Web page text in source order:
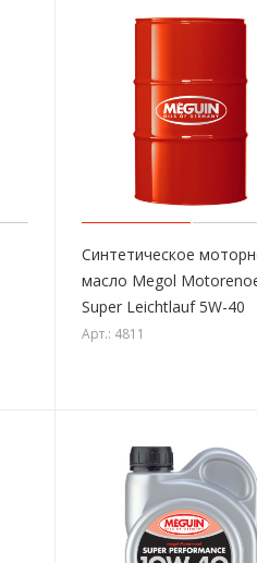
Синтетическое
масло Megol
Super Leichtlauf 5W-40
Арт.: 4811